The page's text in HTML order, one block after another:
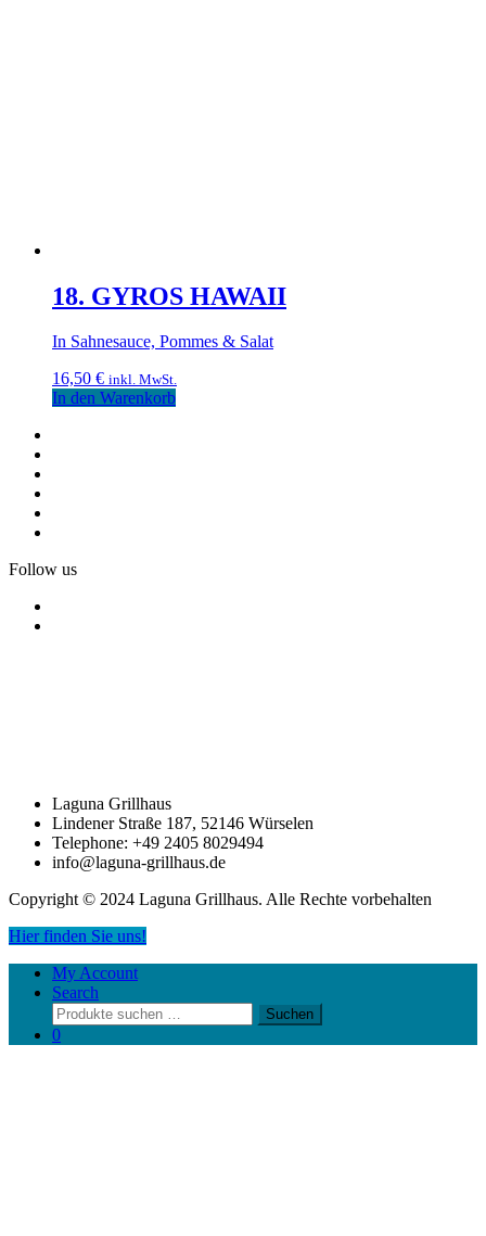
18. GYROS HAWAII
In Sahnesauce, Pommes & Salat
16,50 € inkl. MwSt.
In den Warenkorb
Follow us
Laguna Grillhaus
Lindener Straße 187, 52146 Würselen
Telephone: +49 2405 8029494
info@laguna-grillhaus.de
Copyright © 2024 Laguna Grillhaus. Alle Rechte vorbehalten
Hier finden Sie uns!
My Account
Search
Suchen
nach:
Suchen
0